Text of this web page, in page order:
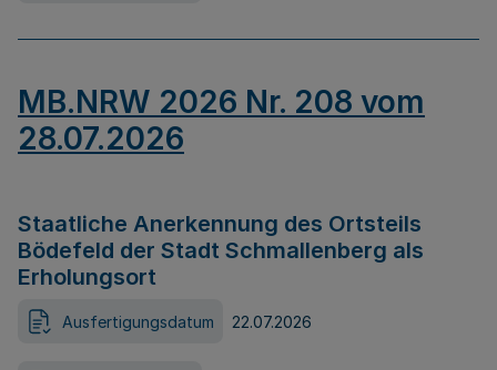
MB.NRW 2026 Nr. 208 vom
28.07.2026
Staatliche Anerkennung des Ortsteils
Bödefeld der Stadt Schmallenberg als
Erholungsort
Ausfertigungsdatum 22.07.2026